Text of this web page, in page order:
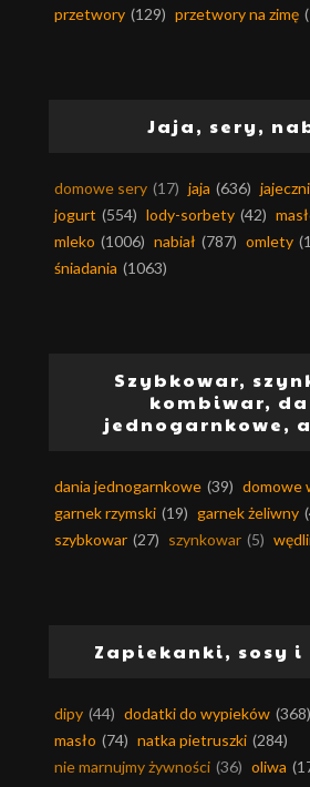
przetwory (129) przetwory na zimę
Jaja, sery,
domowe sery (17) jaja (636)
jogurt (554) lody-sorbety (42)
mleko (1006) nabiał (787) omlety
śniadania (1063)
Szybkowar,
kombiwar,
jednogarnkowe,
dania jednogarnkowe (39) domowe
garnek rzymski (19) garnek żeliwny
szybkowar (27) szynkowar (5)
Zapiekanki, sosy
dipy (44) dodatki do wypieków (368)
masło (74) natka pietruszki (284)
nie marnujmy żywności (36) oliwa